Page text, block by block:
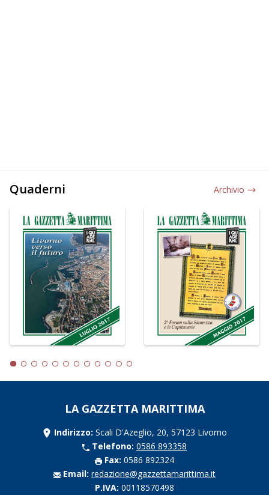
Quaderni Archivio
LA GAZZETTA MARITTIMA
Indirizzo: Scali D'Azeglio, 20, 57123 Livorno
Telefono: 0586 893358
Fax: 0586 892324
Email: redazione@gazzettamarittima.it
P.IVA: 00118570498